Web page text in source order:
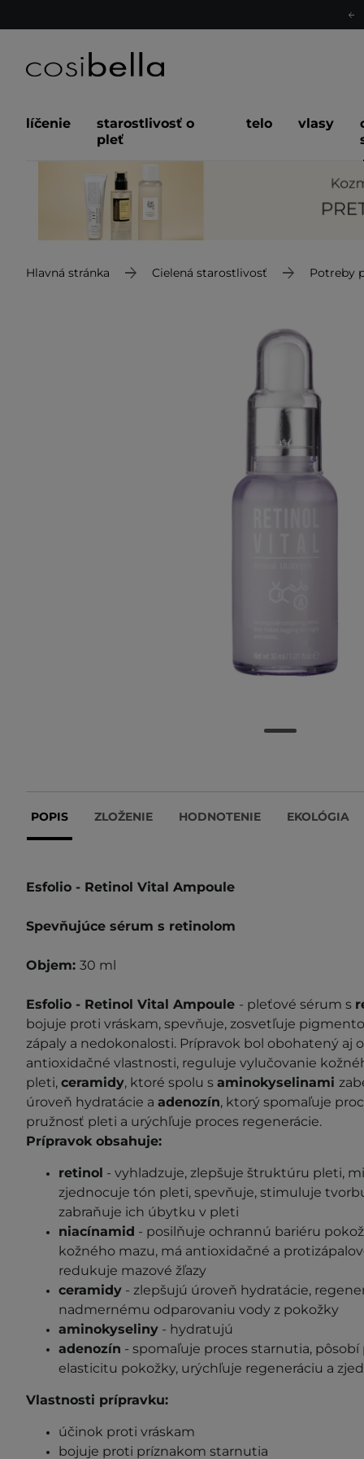
líčenie
starostlivosť o
pleť
telo vlasy
Hlavná stránka Cielená starostlivosť Potreby
POPIS ZLOŽENIE HODNOTENIE EKOLÓGIA
Esfolio - Retinol Vital Ampoule
Spevňujúce sérum s retinolom
Objem: 30 ml
Esfolio - Retinol Vital Ampoule - pleťové sérum s
bojuje proti vráskam, spevňuje, zosvetľuje
zápaly a nedokonalosti. Prípravok bol obohatený aj o
antioxidačné vlastnosti, reguluje vylučovanie
pleti, ceramidy, ktoré spolu s aminokyselinami
úroveň hydratácie a adenozín, ktorý spomaľuje
pružnosť pleti a urýchľuje proces regenerácie.
Prípravok obsahuje:
retinol - vyhladzuje, zlepšuje štruktúru pleti,
zjednocuje tón pleti, spevňuje, stimuluje
zabraňuje ich úbytku v pleti
niacínamid - posilňuje ochrannú bariéru
kožného mazu, má antioxidačné a
redukuje mazové žľazy
ceramidy - zlepšujú úroveň hydratácie,
nadmernému odparovaniu vody z pokožky
aminokyseliny - hydratujú
adenozín - spomaľuje proces starnutia, pôsobí
elasticitu pokožky, urýchľuje regeneráciu a
Vlastnosti prípravku:
účinok proti vráskam
bojuje proti príznakom starnutia